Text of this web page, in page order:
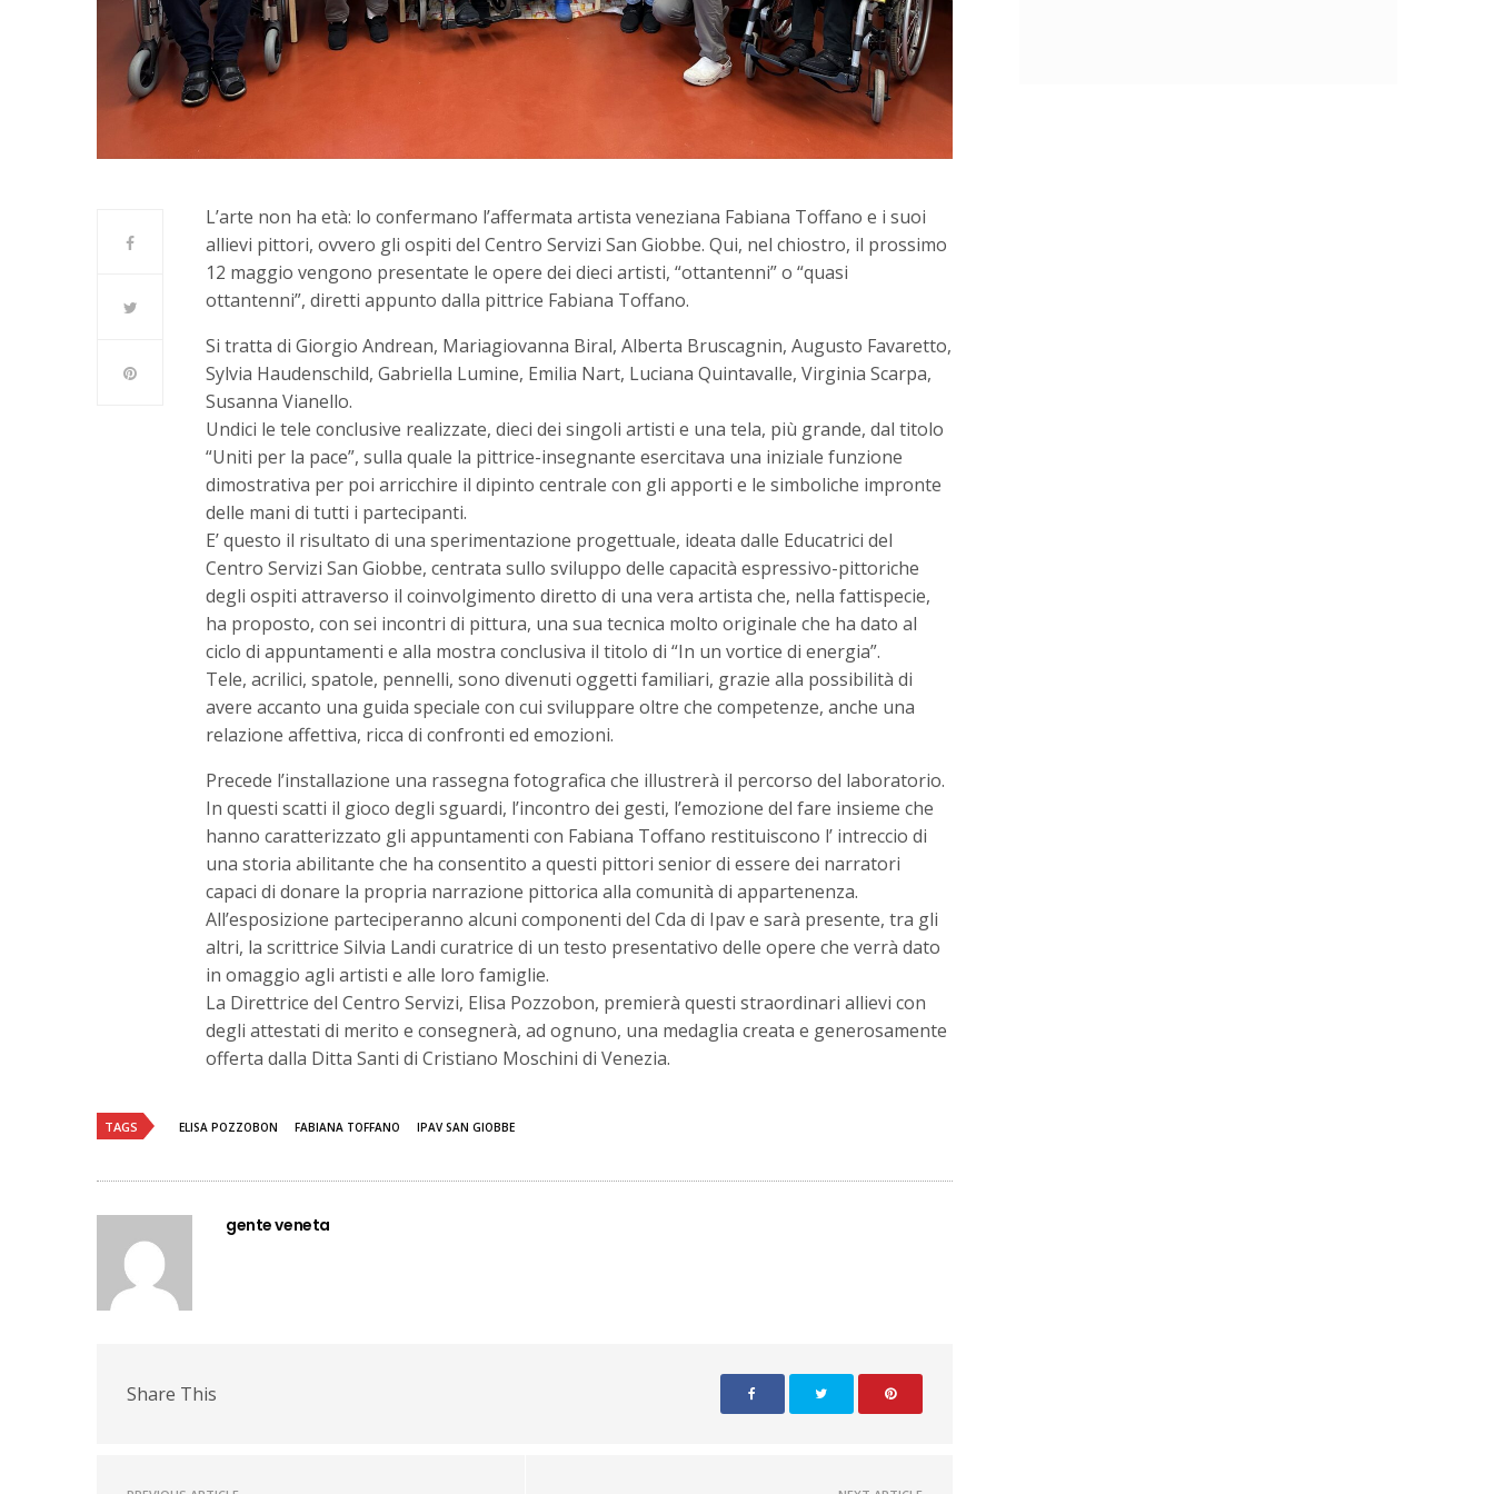
L’arte non ha età: lo confermano l’affermata artista veneziana Fabiana Toffano e i suoi
allievi pittori, ovvero gli ospiti del Centro Servizi San Giobbe. Qui, nel chiostro, il prossimo
12 maggio vengono presentate le opere dei dieci artisti, “ottantenni” o “quasi
ottantenni”, diretti appunto dalla pittrice Fabiana Toffano.
Si tratta di Giorgio Andrean, Mariagiovanna Biral, Alberta Bruscagnin, Augusto Favaretto,
Sylvia Haudenschild, Gabriella Lumine, Emilia Nart, Luciana Quintavalle, Virginia Scarpa,
Susanna Vianello.
Undici le tele conclusive realizzate, dieci dei singoli artisti e una tela, più grande, dal titolo
“Uniti per la pace”, sulla quale la pittrice-insegnante esercitava una iniziale funzione
dimostrativa per poi arricchire il dipinto centrale con gli apporti e le simboliche impronte
delle mani di tutti i partecipanti.
E’ questo il risultato di una sperimentazione progettuale, ideata dalle Educatrici del
Centro Servizi San Giobbe, centrata sullo sviluppo delle capacità espressivo-pittoriche
degli ospiti attraverso il coinvolgimento diretto di una vera artista che, nella fattispecie,
ha proposto, con sei incontri di pittura, una sua tecnica molto originale che ha dato al
ciclo di appuntamenti e alla mostra conclusiva il titolo di “In un vortice di energia”.
Tele, acrilici, spatole, pennelli, sono divenuti oggetti familiari, grazie alla possibilità di
avere accanto una guida speciale con cui sviluppare oltre che competenze, anche una
relazione affettiva, ricca di confronti ed emozioni.
Precede l’installazione una rassegna fotografica che illustrerà il percorso del laboratorio.
In questi scatti il gioco degli sguardi, l’incontro dei gesti, l’emozione del fare insieme che
hanno caratterizzato gli appuntamenti con Fabiana Toffano restituiscono l’ intreccio di
una storia abilitante che ha consentito a questi pittori senior di essere dei narratori
capaci di donare la propria narrazione pittorica alla comunità di appartenenza.
All’esposizione parteciperanno alcuni componenti del Cda di Ipav e sarà presente, tra gli
altri, la scrittrice Silvia Landi curatrice di un testo presentativo delle opere che verrà dato
in omaggio agli artisti e alle loro famiglie.
La Direttrice del Centro Servizi, Elisa Pozzobon, premierà questi straordinari allievi con
degli attestati di merito e consegnerà, ad ognuno, una medaglia creata e generosamente
offerta dalla Ditta Santi di Cristiano Moschini di Venezia.
TAGS ELISA POZZOBON FABIANA TOFFANO IPAV SAN GIOBBE
gente veneta
Share This